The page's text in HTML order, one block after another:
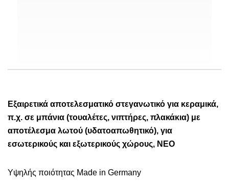
Εξαιρετικά αποτελεσματικό στεγανωτικό για κεραμικά,
π.χ. σε μπάνια (τουαλέτες, νιπτήρες, πλακάκια) με
αποτέλεσμα λωτού (υδατοαπωθητικό), για
εσωτερικούς και εξωτερικούς χώρους, ΝΕΟ
Υψηλής ποιότητας Made in Germany